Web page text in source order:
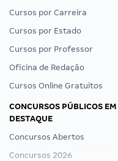
Cursos por Carreira
Cursos por Estado
Cursos por Professor
Oficina de Redação
Cursos Online Gratuitos
CONCURSOS PÚBLICOS EM
DESTAQUE
Concursos Abertos
Concursos 2026